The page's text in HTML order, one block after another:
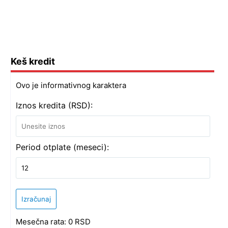
Keš kredit
Ovo je informativnog karaktera
Iznos kredita (RSD):
Period otplate (meseci):
Izračunaj
Mesečna rata: 0 RSD